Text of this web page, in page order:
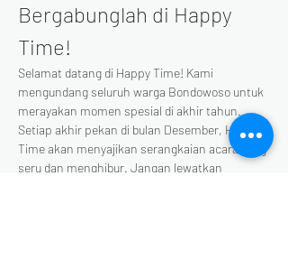
Bergabunglah di Happy
Time!
Selamat datang di Happy Time! Kami
mengundang seluruh warga Bondowoso untuk
merayakan momen spesial di akhir tahun.
Setiap akhir pekan di bulan Desember, Happy
Time akan menyajikan serangkaian acara yang
seru dan menghibur. Jangan lewatkan